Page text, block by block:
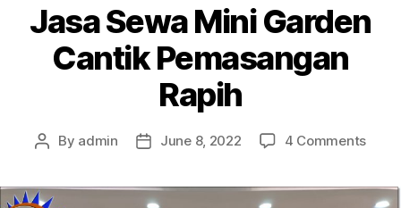
Jasa Sewa Mini Garden
Cantik Pemasangan
Rapih
Post
By admin
PostJune 8, 2022 4 Commentson
Mini